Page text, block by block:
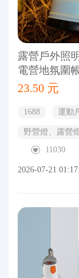
露營戶外照
電營地氛圍
23.50 元
1688 運動
野營燈、露營
11030
2026-07-21